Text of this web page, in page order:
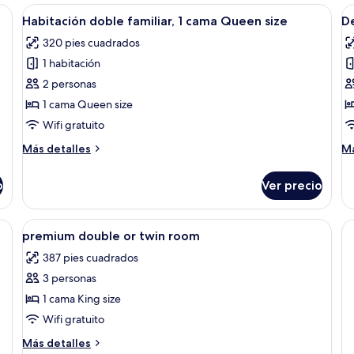
cama
size
2
2
cama grande, dos sillas, una mesita y una ventana con cortinas.
Abrir
todas
las
fotos
de
Habitación
doble
1
size
5
Habitación doble familiar, 1 cama Queen size
320 pies cuadrados
1 habitación
2 personas
1 cama Queen size
Wifi gratuito
Más detalles
Más
doble
familiar,
1
cama
Queen
size
Ver precio
1
1
Abrir
todas
las
fotos
de
premium
double
Una habitación de hotel con una
2
premium double or twin room
387 pies cuadrados
3 personas
1 cama King size
Wifi gratuito
Más detalles
Más